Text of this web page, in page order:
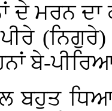
ਦੇ ਮਰਨ
ਬੇ-
ਬਹੁਤ